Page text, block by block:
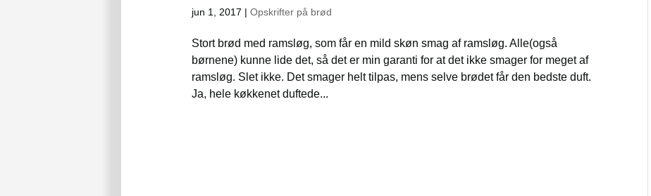
jun 1, 2017 | Opskrifter på brød
Stort brød med ramsløg, som får en mild skøn smag af ramsløg. Alle(også
børnene) kunne lide det, så det er min garanti for at det ikke smager for meget af
ramsløg. Slet ikke. Det smager helt tilpas, mens selve brødet får den bedste duft.
Ja, hele køkkenet duftede...